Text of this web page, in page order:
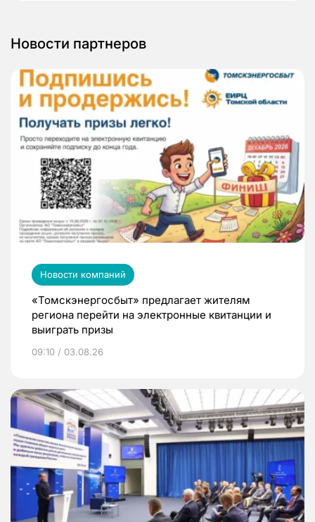
Новости партнеров
Новости компаний
«Томскэнергосбыт» предлагает жителям
региона перейти на электронные квитанции и
выиграть призы
09:10 / 03.08.26